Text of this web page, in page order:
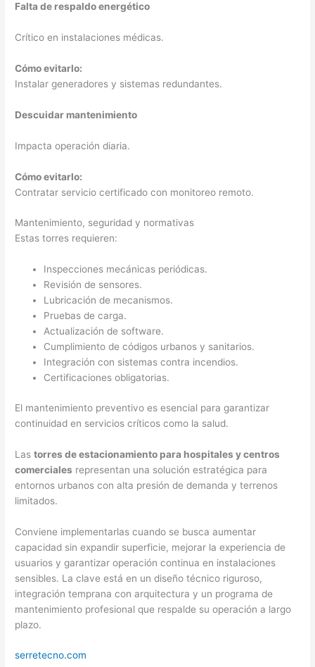
Falta de respaldo energético
Crítico en instalaciones médicas.
Cómo evitarlo:
Instalar generadores y sistemas redundantes.
Descuidar mantenimiento
Impacta operación diaria.
Cómo evitarlo:
Contratar servicio certificado con monitoreo remoto.
Mantenimiento, seguridad y normativas
Estas torres requieren:
Inspecciones mecánicas periódicas.
Revisión de sensores.
Lubricación de mecanismos.
Pruebas de carga.
Actualización de software.
Cumplimiento de códigos urbanos y sanitarios.
Integración con sistemas contra incendios.
Certificaciones obligatorias.
El mantenimiento preventivo es esencial para garantizar
continuidad en servicios críticos como la salud.
Lastorres de estacionamiento para hospitales y centros
comerciales representan una solución estratégica para
entornos urbanos con alta presión de demanda y terrenos
limitados.
Conviene implementarlas cuando se busca aumentar
capacidad sin expandir superficie, mejorar la experiencia de
usuarios y garantizar operación continua en instalaciones
sensibles. La clave está en un diseño técnico riguroso,
integración temprana con arquitectura y un programa de
mantenimiento profesional que respalde su operación a largo
plazo.
serretecno.com